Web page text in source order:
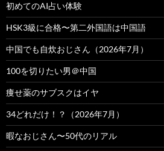
初めてのAI占い体験
HSK3級に合格〜第二外国語は中国語
中国でも自炊おじさん（2026年7月）
100を切りたい男＠中国
痩せ薬のサブスクはイヤ
34どれだけ！？（2026年7月）
暇なおじさん〜50代のリアル